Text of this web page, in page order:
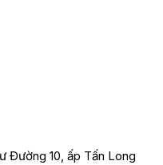
Đường 10, ấp Tấn Long